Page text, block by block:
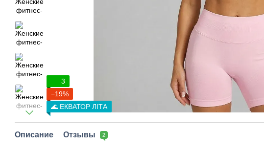
3
−19%
🌊 ЕКВАТОР ЛІТА
Описание Отзывы 2